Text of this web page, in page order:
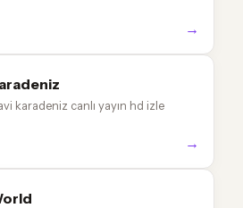
→
karadeniz canlı yayın hd izle
→